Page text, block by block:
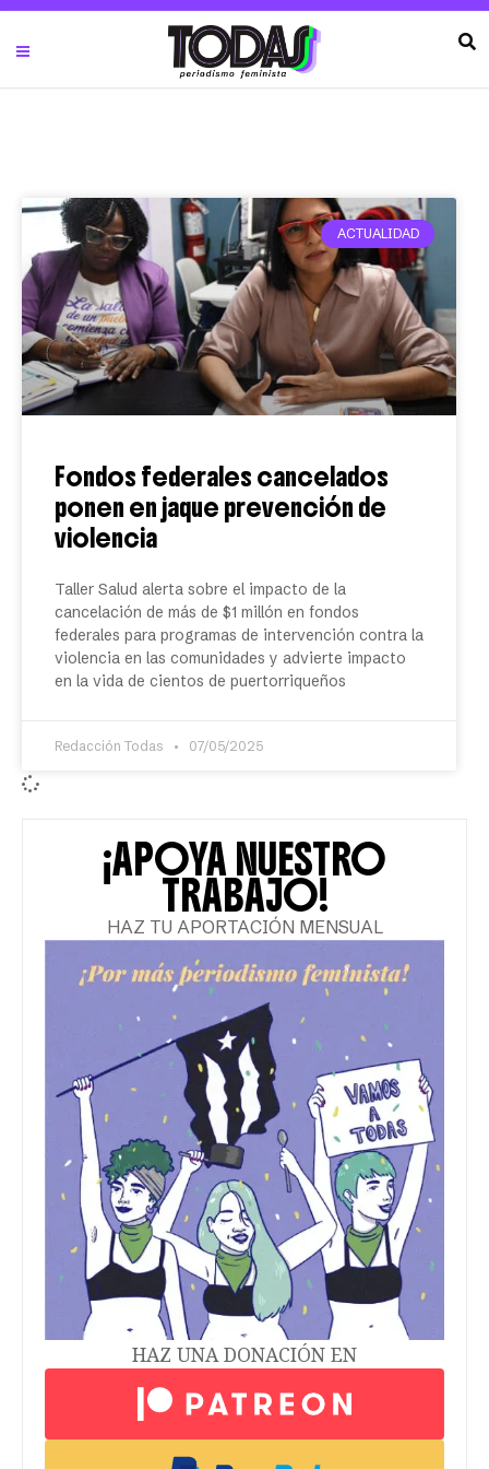
ACTUALIDAD
Fondos federales cancelados
ponen en jaque prevención de
violencia
Taller Salud alerta sobre el impacto de la
cancelación de más de $1 millón en fondos
federales para programas de intervención contra la
violencia en las comunidades y advierte impacto
en la vida de cientos de puertorriqueños
Redacción Todas 07/05/2025
¡APOYA NUESTRO
TRABAJO!
HAZ TU APORTACIÓN MENSUAL
HAZ UNA DONACIÓN EN